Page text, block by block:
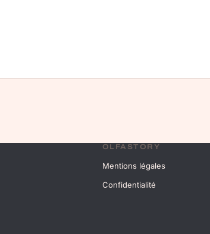
OLFASTORY
Mentions légales
Confidentialité